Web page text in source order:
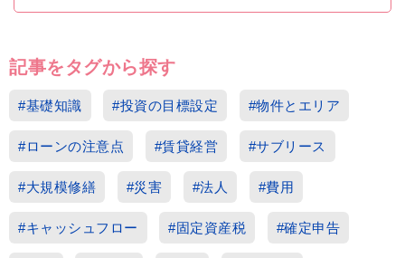
記事をタグから探す
#基礎知識 #投資の目標設定 #物件とエリア
#ローンの注意点 #賃貸経営 #サブリース
#大規模修繕 #災害 #法人 #費用
#キャッシュフロー #固定資産税 #確定申告